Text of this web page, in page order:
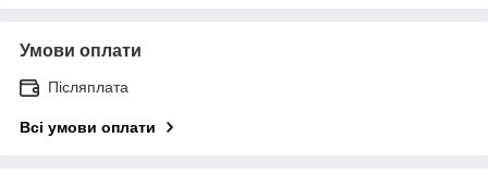
Умови оплати
Післяплата
Всі умови оплати